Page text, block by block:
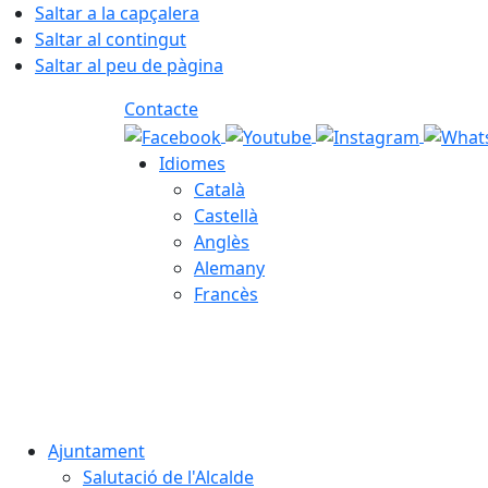
Saltar a la capçalera
Saltar al contingut
Saltar al peu de pàgina
Contacte
Idiomes
Català
Castellà
Anglès
Alemany
Francès
Ajuntament
Salutació de l'Alcalde